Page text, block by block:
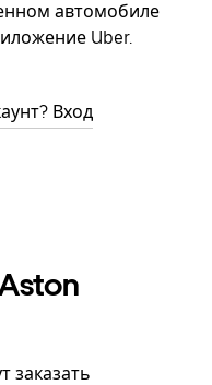
автомобиле
Uber.
Вход
заказать